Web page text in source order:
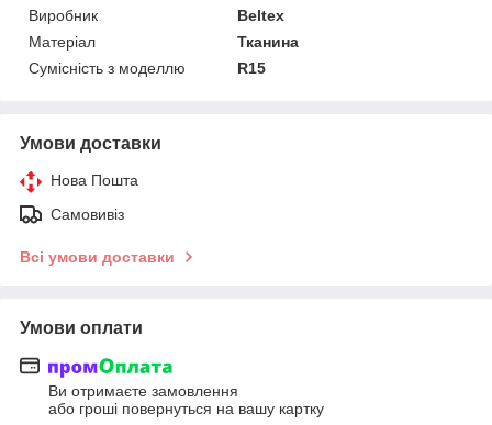
Виробник
Beltex
Матеріал
Тканина
Сумісність з моделлю
R15
Умови доставки
Нова Пошта
Самовивіз
Всі умови доставки
Умови оплати
Ви отримаєте замовлення
або гроші повернуться на вашу картку